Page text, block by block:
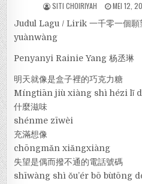
SITI CHOIRIYAH MEI 12,
Judul Lagu / Lirik 一千零一個
yuànwàng
Penyanyi Rainie Yang 杨丞琳
明天就像是盒子裡的巧克力糖
Míngtiān jiù xiàng shì hézi lǐ
什麼滋味
shénme zīwèi
充滿想像
chōngmǎn xiǎngxiàng
失望是偶而撥不通的電話號碼
shīwàng shì ǒu’ér bō bùtōng